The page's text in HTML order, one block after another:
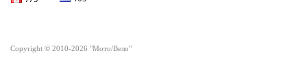
Copyright © 2010-2026 "Мото/Вело"